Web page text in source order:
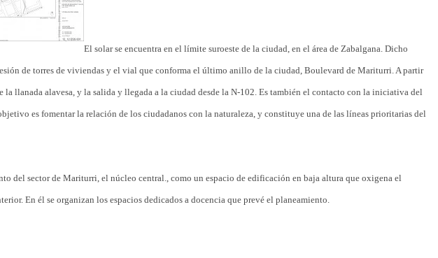
El solar se encuentra en el límite suroeste de la ciudad, en el área de Zabalgana. Dicho
de torres de viviendas y el vial que conforma el último anillo de la ciudad, Boulevard de Mariturri. A partir
la llanada alavesa, y la salida y llegada a la ciudad desde la N-102. Es también el contacto con la iniciativa del
es fomentar la relación de los ciudadanos con la naturaleza, y constituye una de las líneas prioritarias del
del sector de Mariturri, el núcleo central., como un espacio de edificación en baja altura que oxigena el
En él se organizan los espacios dedicados a docencia que prevé el planeamiento.